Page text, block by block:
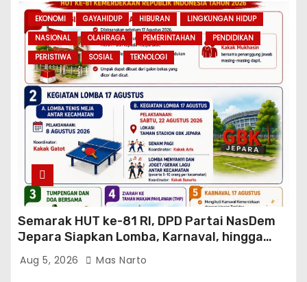
EKONOMI GAYAHIDUP HIBURAN
LINGKUNGAN HIDUP
NASIONAL
OLAHRAGA PEMERINTAHAN
PENDIDIKAN
PERISTIWA
SOSIAL TEKNOLOGI
Semarak HUT ke-81 RI, DPD Partai NasDem
Jepara Siapkan Lomba, Karnaval, hingga
Ziarah ke TMP
Aug 5, 2026 Mas Narto